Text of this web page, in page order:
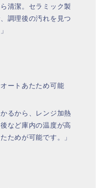
清潔。セラミック製
調理後の汚れを見つ
ートあたため可能
るから、レンジ加熱
など庫内の温度が高
ためが可能です。」